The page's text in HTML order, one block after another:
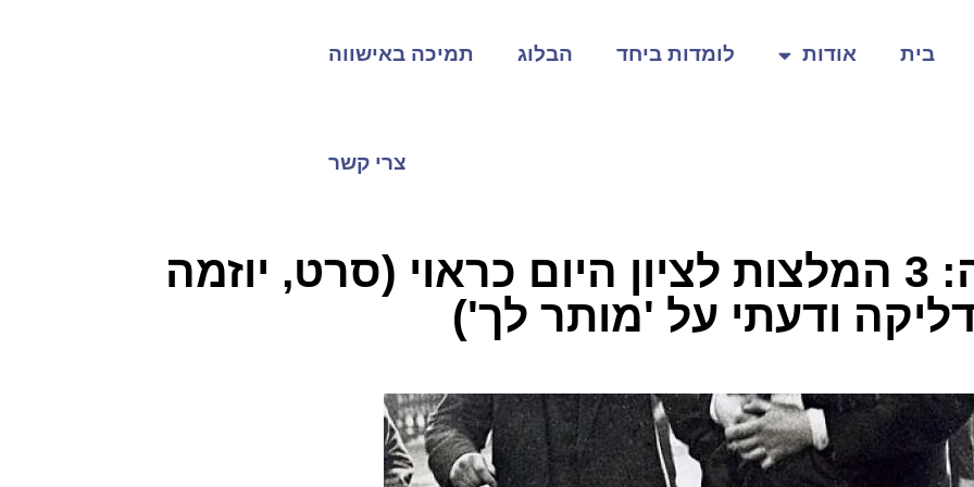
בית אודות לומדות ביחד הבלוג תמיכה באישווה
צרי קשר
לכבוד יום האישה: 3 המלצות לציון היום כראוי (סרט, יוזמה
ודעתי על 'מותר לך')